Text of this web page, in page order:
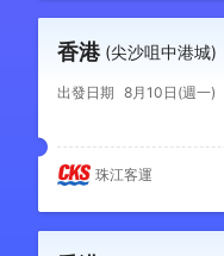
香港 (尖沙咀中港城)
出發日期 8月10日(週一)
珠江客運